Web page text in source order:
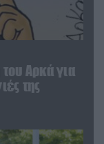
Αρκά για
της